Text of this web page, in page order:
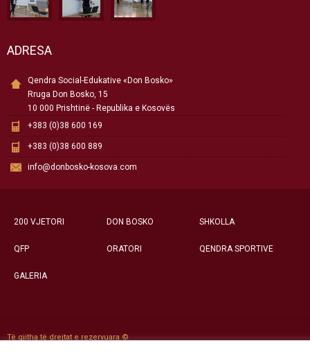
ADRESA
Qendra Social-Edukative «Don Bosko»
Rruga Don Bosko, 15
10 000 Prishtinë - Republika e Kosovës
+383 (0)38 600 169
+383 (0)38 600 889
info@donbosko-kosova.com
200 VJETORI DON BOSKO SHKOLLA
QFP ORATORI QENDRA SPORTIVE
GALERIA
Të gjitha të drejtat e rezervuara ©